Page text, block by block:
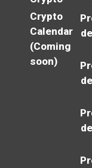
Crypto
Calendar
(Coming
soon)